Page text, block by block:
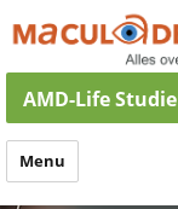
Maculadegeneratie
AMD-Life Studie
Menu